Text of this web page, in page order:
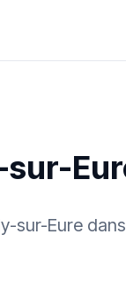
sur-Eure